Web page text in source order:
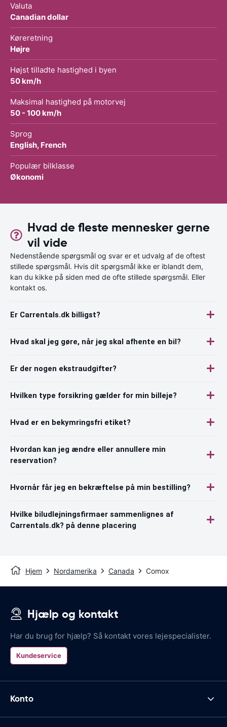
Valuta
Canadian dollar
Køreretning
Højre
Højst tilladte hastighed i byen
50 km/h
Maksimal hastighed på motorvej
50 - 100 km/h
Sprog
English, French
Populær bilklasse
Økonomi
Hvad de fleste mennesker gerne
vil vide
Nedenstående spørgsmål og svar er et udvalg af de oftest
stillede spørgsmål. Hvis dit spørgsmål ikke er iblandt dem,
kan du kikke på siden med de ofte stillede spørgsmål. Eller
kontakt os.
Er Carrentals.dk billigst?
Hvad skal jeg gøre, når jeg skal afhente en bil?
Er der nogen ekstraudgifter?
Hvilken type forsikring gælder for min billeje?
Hvad er en bekymringsfri etiket?
Hvordan kan jeg ændre eller annullere min
reservation?
Hvornår får jeg en bekræftelse på min bestilling?
Hvilke biludlejningsfirmaer sammenlignes af
Carrentals.dk? på denne placering
Hjem Nordamerika Canada Comox
Hjælp og kontakt
Har du brug for hjælp? Så kontakt vores lejespecialister.
Kundeservice
Konto